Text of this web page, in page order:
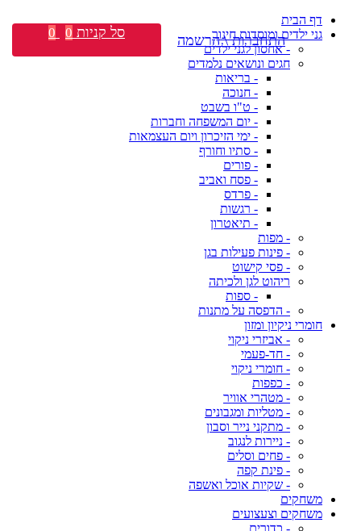
דף הבית
גני ילדים ומוסדות חינוך
- אחסון לגני ילדים
חגים ונושאים נלמדים
- בריאות
- חנוכה
- ט"ו בשבט
- יום המשפחה וחברות
- ימי הזיכרון ויום העצמאות
- סתיו וחורף
- פורים
- פסח ואביב
- פרדס
- רגשות
- תיאטרון
- מפות
- פינות פעילות בגן
- פסי קישוט
ריהוט לגן ולכיתה
- ספות
- הדפסה על מתנות
חומרי ניקיון ומזון
- אביזרי ניקוי
- חד-פעמי
- חומרי ניקוי
- כפפות
- מטהרי אוויר
- מטליות ומגבונים
- מתקני נייר וסבון
- ניירות לנגוב
- פחים וסלים
- פינת קפה
- שקיות אוכל ואשפה
משחקים
משחקים וצעצועים
- כדורים
התחברות \ הרשמה סל קניות 0
0